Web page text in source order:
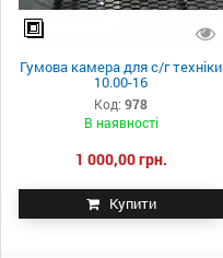
Гумова камера для с/г техніки
10.00-16
Код: 978
В наявності
1 000,00 грн.
Купити